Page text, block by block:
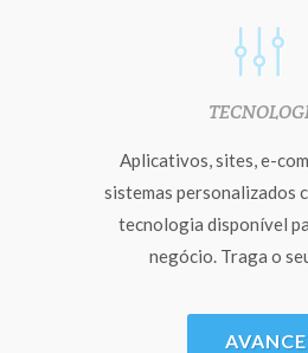
Aplicativos, sites, e-
sistemas personalizados
tecnologia disponível
negócio. Traga o
AVANCE